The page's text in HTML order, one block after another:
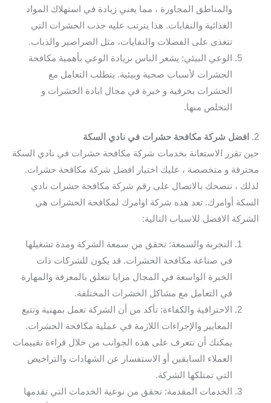
والمناطق المجاورة ، مما يعني زيادة في استهلاك المواد
الغذائية والنفايات. هذا يترتب عليه جذب الحشرات التي
تتغذى على الفضلات والنفايات، مثل الصراصير والذباب.
الوعي البيئي: يشعر الناس بزيادة الوعي بأهمية مكافحة
الحشرات لأسباب صحية وبيئية. يتطلب التعامل مع
الحشرات بحرفية و خبرة في مجال ابادة الحشرات و
التخلص منها.
2.
افضل شركة مكافحة حشرات في نادي السكة
حين تقرر الاستعانة بخدمات شركة مكافحة حشرات في نادي السكة
محترفة و متخصصة ، عليك اختيار افضل شركة مكافحة حشرات.
لذلك ، ننصحك بالاتصال على رقم شركة مكافحة حشرات نادي
السكة أوامرك. تعد هذه شركة اوامرك لمكافحة الحشرات هي
الشركة الافضل للاسباب التالية:
التجربة والسمعة: تحقق من سمعة الشركة ومدة تشغيلها
في صناعة مكافحة الحشرات. قد يكون للشركات ذات
الخبرة الواسعة في المجال مزايا تتعلق بالمعرفة والمهارة
في التعامل مع مشاكل الحشرات المختلفة.
الاحترافية والكفاءة: تأكد من أن الشركة تعمل بمهنية وتتبع
المعايير والإجراءات اللازمة في عملية مكافحة الحشرات.
يمكنك أن تتعرف على هذه الجوانب من خلال قراءة تقييمات
العملاء السابقين أو الاستفسار عن الشهادات والتراخيص
التي تمتلكها الشركة.
الخدمات المقدمة: تحقق من نوعية الخدمات التي تقدمها